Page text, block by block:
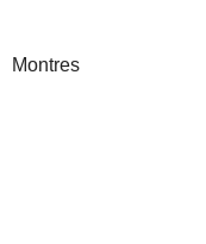
Montres